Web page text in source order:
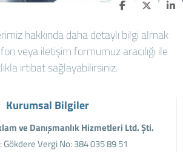
hakkında daha detaylı bilgi almak
veya iletişim formumuz aracılığı ile
irtibat sağlayabilirsiniz.
Kurumsal Bilgiler
ve Danışmanlık Hizmetleri Ltd. Şti.
Gökdere Vergi No: 384 035 89 51